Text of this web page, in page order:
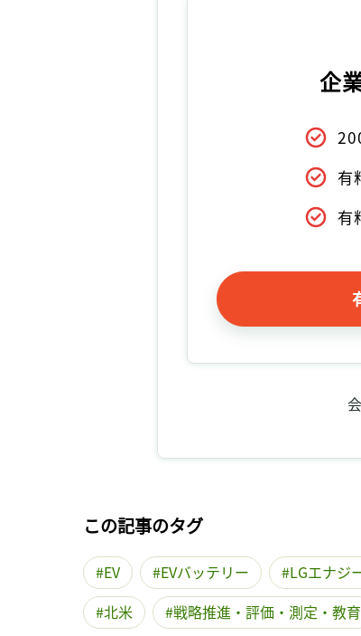
企
有
有
この記事のタグ
EV EVバッテリー LGエナジ
北米
戦略推進・評価・測定・教育